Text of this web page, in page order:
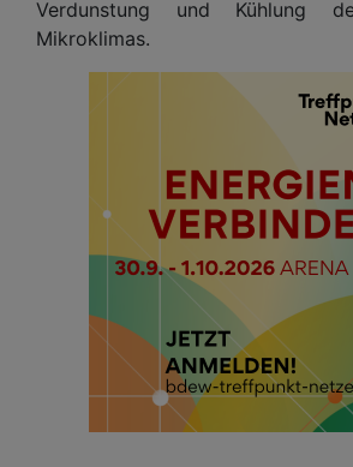
Verdunstung und Kühlung
Mikroklimas.